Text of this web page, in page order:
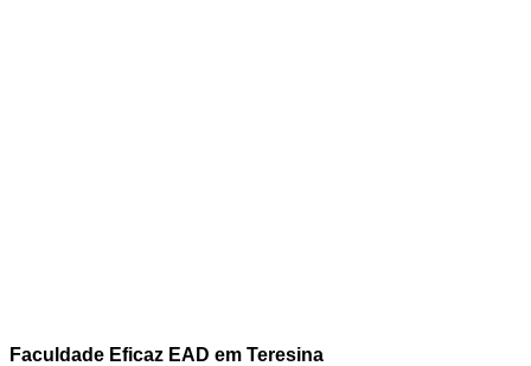
Faculdade Eficaz EAD em Teresina